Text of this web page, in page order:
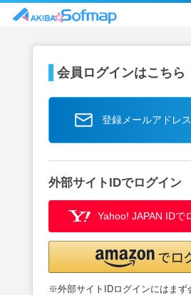
会員ログインはこちら
登録メールアドレ
外部サイトIDでログイン
Yahoo! JAPAN IDで
※外部サイトIDログインにはまず